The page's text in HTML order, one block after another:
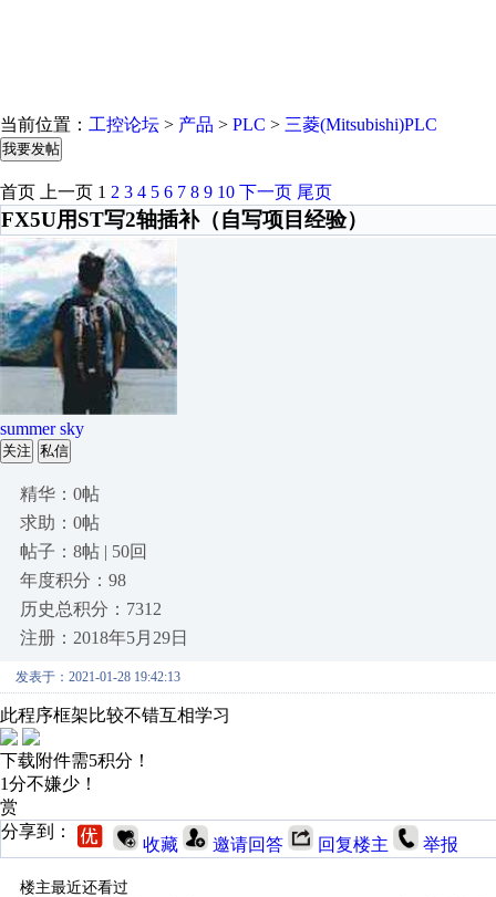
当前位置： 工控论坛 > 产品 > PLC > 三菱(Mitsubishi)PLC
我要发帖
首页 上一页 1 2 3 4 5 6 7 8 9 10 下一页 尾页
FX5U用ST写2轴插补（自写项目经验）
summer sky
关注 私信
精华：0帖
求助：0帖
帖子：8帖 | 50回
年度积分：98
历史总积分：7312
注册：2018年5月29日
发表于：2021-01-28 19:42:13
此程序框架比较不错互相学习
下载附件需5积分！
1分不嫌少！
赏
分享到：
收藏 邀请回答 回复楼主 举报
楼主最近还看过